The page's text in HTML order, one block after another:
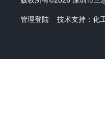
管理登陆 技术支持： 化